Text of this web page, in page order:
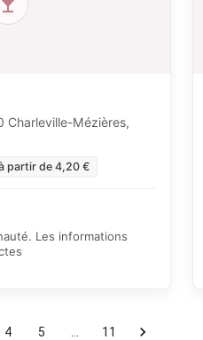
Charleville-Mézières,
partir de 4,20 €
Les informations
4 5 11